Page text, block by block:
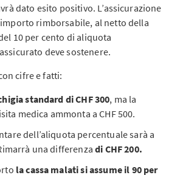
dato esito positivo. L’assicurazione
rimborsabile, al netto della
10 per cento di aliquota
deve sostenere.
cifre e fatti:
standard di CHF 300, ma la
medica ammonta a CHF 500.
dell’aliquota percentuale sarà a
una differenzadi CHF 200.
la cassa malati si assume il 90 per